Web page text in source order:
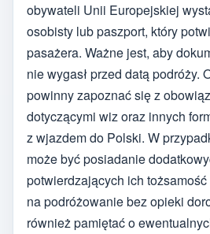
obywateli Unii Europejskiej
osobisty lub paszport, który
pasażera. Ważne jest, aby
nie wygasł przed datą podróży.
powinny zapoznać się z
dotyczącymi wiz oraz innych
z wjazdem do Polski. W
może być posiadanie
potwierdzających ich
na podróżowanie bez opieki
również pamiętać o